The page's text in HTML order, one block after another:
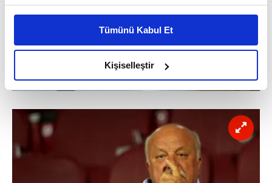
Bu çerezlere izin vermeniz halinde sizlere özel
daha iyi reklam deneyimi yaşatabiliriz. Bunu yaparken
amacımızın size daha iyi bir reklam deneyimi sunmak
olduğunu ve sizlere en iyi içerikleri sunabilmek adına
elimizden gelen çabayı gösterdiğimizi ve bu noktada,
reklamların maliyetlerimizi karşılamak noktasında tek gelir
kalemimiz olduğunu sizlere hatırlatmak isteriz.
Her halükârda, kullanıcılar, bu çerezlere izin vermedikleri
takdirde, kullanıcılara hedefli reklamlar
Tümünü Kabul Et
Kişiselleştir